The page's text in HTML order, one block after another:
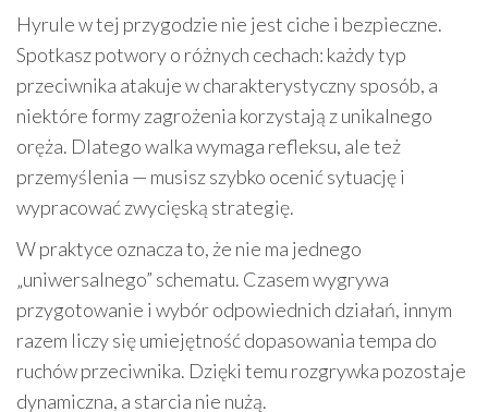
Hyrule w tej przygodzie nie jest ciche i bezpieczne.
Spotkasz potwory o różnych cechach: każdy typ
przeciwnika atakuje w charakterystyczny sposób, a
niektóre formy zagrożenia korzystają z unikalnego
oręża. Dlatego walka wymaga refleksu, ale też
przemyślenia — musisz szybko ocenić sytuację i
wypracować zwycięską strategię.
W praktyce oznacza to, że nie ma jednego
„uniwersalnego” schematu. Czasem wygrywa
przygotowanie i wybór odpowiednich działań, innym
razem liczy się umiejętność dopasowania tempa do
ruchów przeciwnika. Dzięki temu rozgrywka pozostaje
dynamiczna, a starcia nie nużą.